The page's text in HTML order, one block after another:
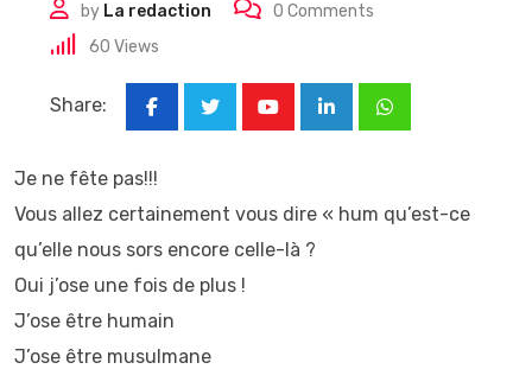
by La redaction 0 Comments
60 Views
Share:
LinkedInWhatsapp
Je ne fête pas!!!
Vous allez certainement vous dire « hum qu’est-ce
qu’elle nous sors encore celle-là ?
Oui j’ose une fois de plus !
J’ose être humain
J’ose être musulmane